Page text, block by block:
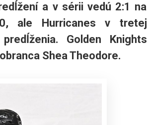
a v sérii vedú 2:1 na
ale Hurricanes v tretej
Golden Knights
Shea Theodore.